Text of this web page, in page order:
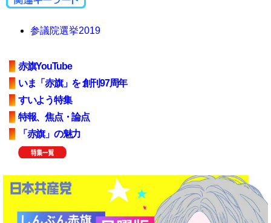
参議院選挙2019
赤旗YouTube
いま「赤旗」を 創刊97周年
すいよう特集
特報、焦点・論点
「赤旗」の魅力